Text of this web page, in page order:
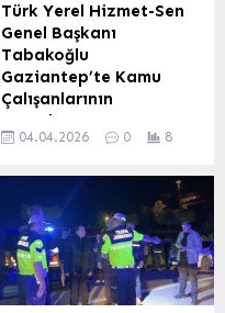
Türk Yerel Hizmet-Sen
Genel Başkanı
Tabakoğlu
Gaziantep’te Kamu
Çalışanlarının
Sorunlarını Masaya
Yatırdı
dizi temas gerçekleştiren
Türk Yerel Hizmet-Sen
Genel Başkanı İbrahim
Tabakoğlu, kamu
çalışanlarının mevcut
durumu, yerel
04.04.2026 0 8